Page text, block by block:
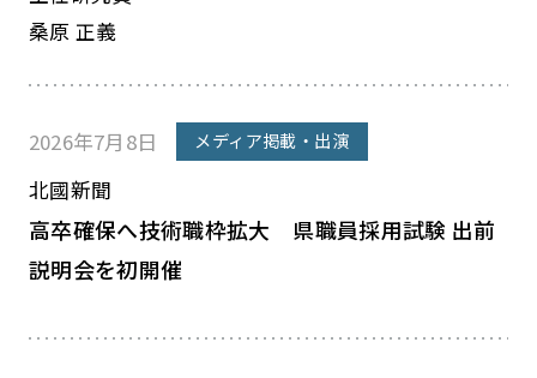
桑原 正義
2026年7月8日 メディア掲載・出演
北國新聞
高卒確保へ技術職枠拡大 県職員採用試験 出前
説明会を初開催